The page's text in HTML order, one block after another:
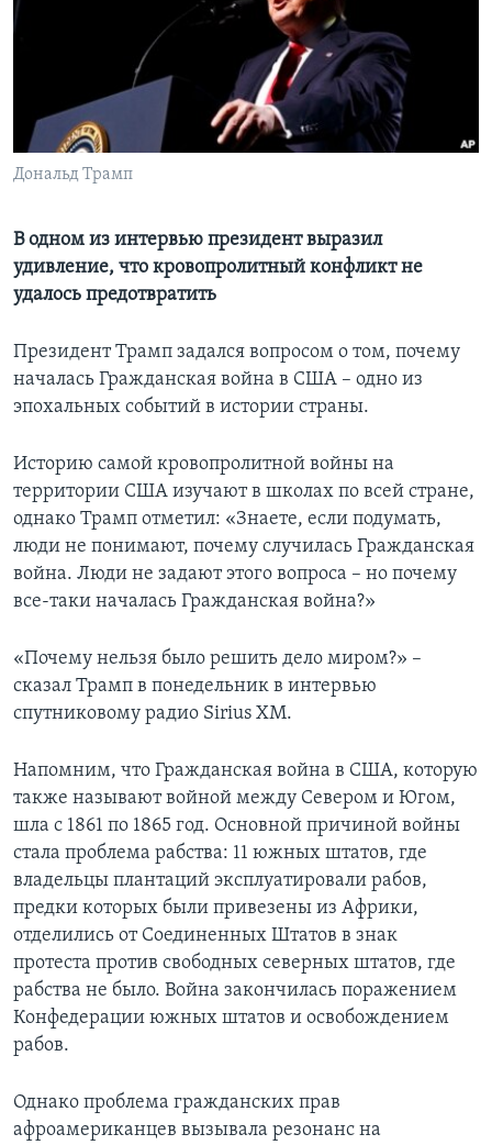
СОЦИАЛЬНЫЕ СЕТИ
Дональд Трамп
В одном из интервью президент выразил
удивление, что кровопролитный конфликт не
удалось предотвратить
Президент Трамп задался вопросом о том, почему
началась Гражданская война в США – одно из
эпохальных событий в истории страны.
Историю самой кровопролитной войны на
территории США изучают в школах по всей стране,
однако Трамп отметил: «Знаете, если подумать,
люди не понимают, почему случилась Гражданская
война. Люди не задают этого вопроса – но почему
все-таки началась Гражданская война?»
«Почему нельзя было решить дело миром?» –
сказал Трамп в понедельник в интервью
спутниковому радио Sirius XM.
Напомним, что Гражданская война в США, которую
также называют войной между Севером и Югом,
шла с 1861 по 1865 год. Основной причиной войны
стала проблема рабства: 11 южных штатов, где
владельцы плантаций эксплуатировали рабов,
предки которых были привезены из Африки,
отделились от Соединенных Штатов в знак
протеста против свободных северных штатов, где
рабства не было. Война закончилась поражением
Конфедерации южных штатов и освобождением
рабов.
Однако проблема гражданских прав
афроамериканцев вызывала резонанс на